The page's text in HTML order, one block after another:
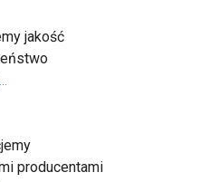
jakość
producentami